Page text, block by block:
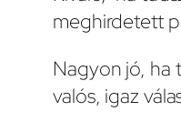
meghirdetett
Nagyon jó, ha
valós, igaz